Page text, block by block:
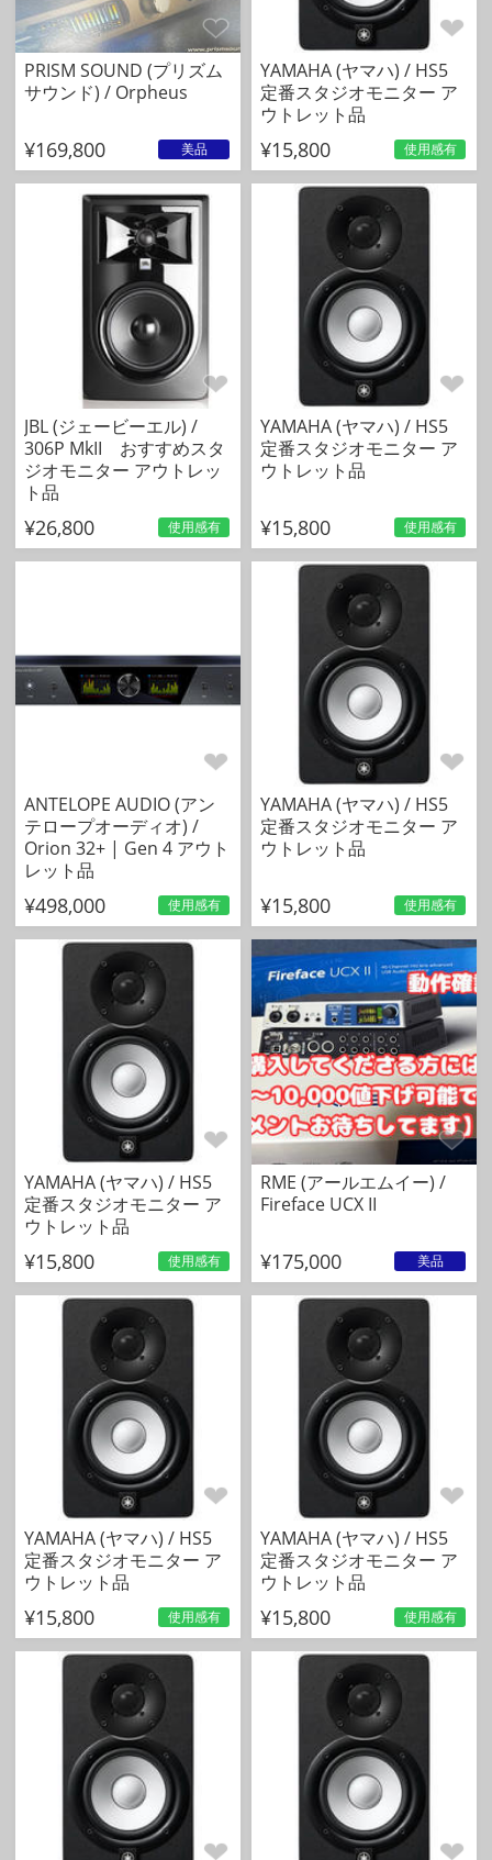
PRISM SOUND (プリズム
サウンド) / Orpheus
¥169,800 美品
YAMAHA (ヤマハ) / HS5
定番スタジオモニター ア
ウトレット品
¥15,800 使用感有
JBL (ジェービーエル) /
306P MkII おすすめスタ
ジオモニター アウトレッ
ト品
¥26,800 使用感有
YAMAHA (ヤマハ) / HS5
定番スタジオモニター ア
ウトレット品
¥15,800 使用感有
ANTELOPE AUDIO (アン
テロープオーディオ) /
Orion 32+ | Gen 4 アウト
レット品
¥498,000 使用感有
YAMAHA (ヤマハ) / HS5
定番スタジオモニター ア
ウトレット品
¥15,800 使用感有
YAMAHA (ヤマハ) / HS5
定番スタジオモニター ア
ウトレット品
¥15,800 使用感有
RME (アールエムイー) /
Fireface UCX II
¥175,000 美品
YAMAHA (ヤマハ) / HS5
定番スタジオモニター ア
ウトレット品
¥15,800 使用感有
YAMAHA (ヤマハ) / HS5
定番スタジオモニター ア
ウトレット品
¥15,800 使用感有